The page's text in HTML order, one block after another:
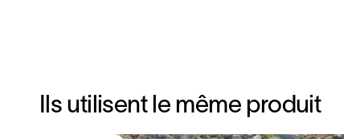
Ils utilisent le même produit